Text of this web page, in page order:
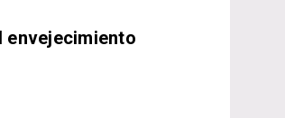
envejecimiento